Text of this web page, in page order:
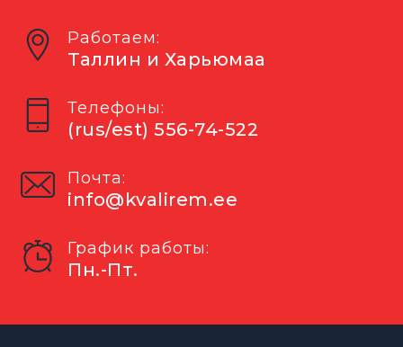
Работаем:
Таллин и Харьюмаа
Телефоны:
(rus/est) 556-74-522
Почта:
info@kvalirem.ee
График работы:
Пн.-Пт.